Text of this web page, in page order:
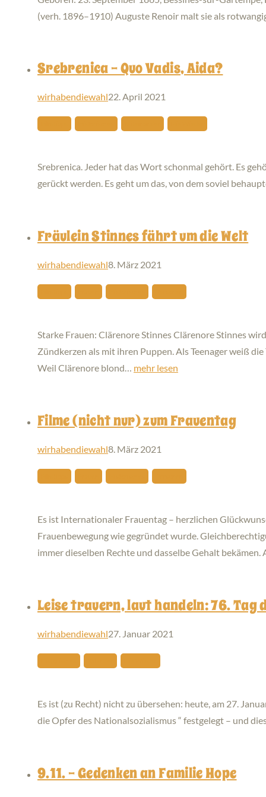
(verh. 1896–1910) Auguste Renoir malt sie als
Srebrenica – Quo Vadis, Aida?
wirhabendiewahl22. April 2021
Srebrenica. Jeder hat das Wort schonmal gehört. Es
gerückt werden. Es geht um das, von dem soviel
Fräulein Stinnes fährt um die Welt
wirhabendiewahl8. März 2021
Starke Frauen: Clärenore Stinnes Clärenore Stinnes
Zündkerzen als mit ihren Puppen. Als Teenager weiß
Weil Clärenore blond… mehr lesen
Filme (nicht nur) zum Frauentag
wirhabendiewahl8. März 2021
Es ist Internationaler Frauentag – herzlichen
Frauenbewegung wie gegründet wurde.
immer dieselben Rechte und dasselbe Gehalt
Leise trauern, laut handeln: 76. Tag
wirhabendiewahl27. Januar 2021
Es ist (zu Recht) nicht zu übersehen: heute, am 27.
die Opfer des Nationalsozialismus “ festgelegt – und
9.11. – Gedenken an Familie Hope